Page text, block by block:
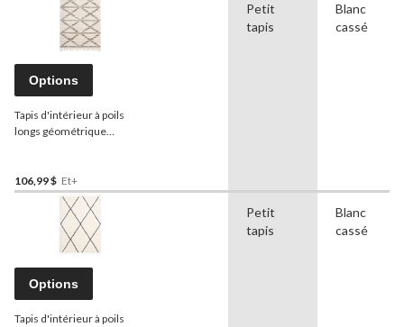
Options
Tapis d'intérieur à poils
longs géométrique
106,99 $ Et+
Petit
tapis
Blanc
cassé
Options
Tapis d'intérieur à poils
Petit
tapis
Blanc
cassé